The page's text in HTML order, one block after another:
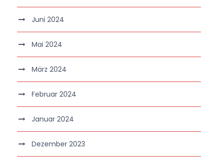
Juni 2024
Mai 2024
März 2024
Februar 2024
Januar 2024
Dezember 2023